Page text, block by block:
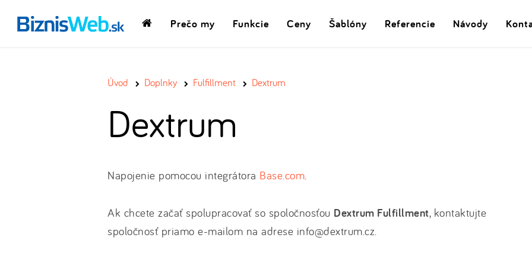
DomovskáPrečo my Funkcie Ceny Šablóny Referencie Návody
Dextrum
Úvod Doplnky Fulfillment Dextrum
Napojenie pomocou integrátora Base.com.
Ak chcete začať spolupracovať so spoločnosťou Dextrum Fulfillment, kontaktujte
spoločnosť priamo e-mailom na adrese info@dextrum.cz.